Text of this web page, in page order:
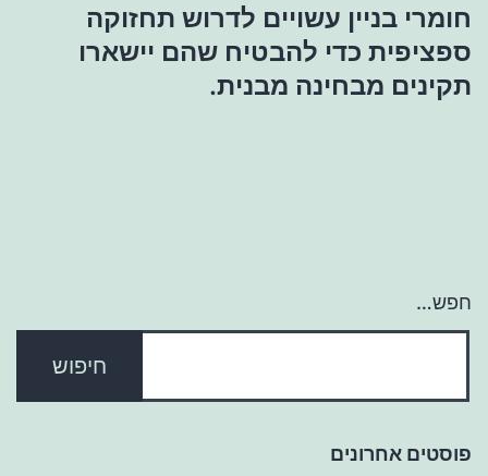
חומרי בניין עשויים לדרוש תחזוקה
ספציפית כדי להבטיח שהם יישארו
תקינים מבחינה מבנית.
חפש…
פוסטים אחרונים